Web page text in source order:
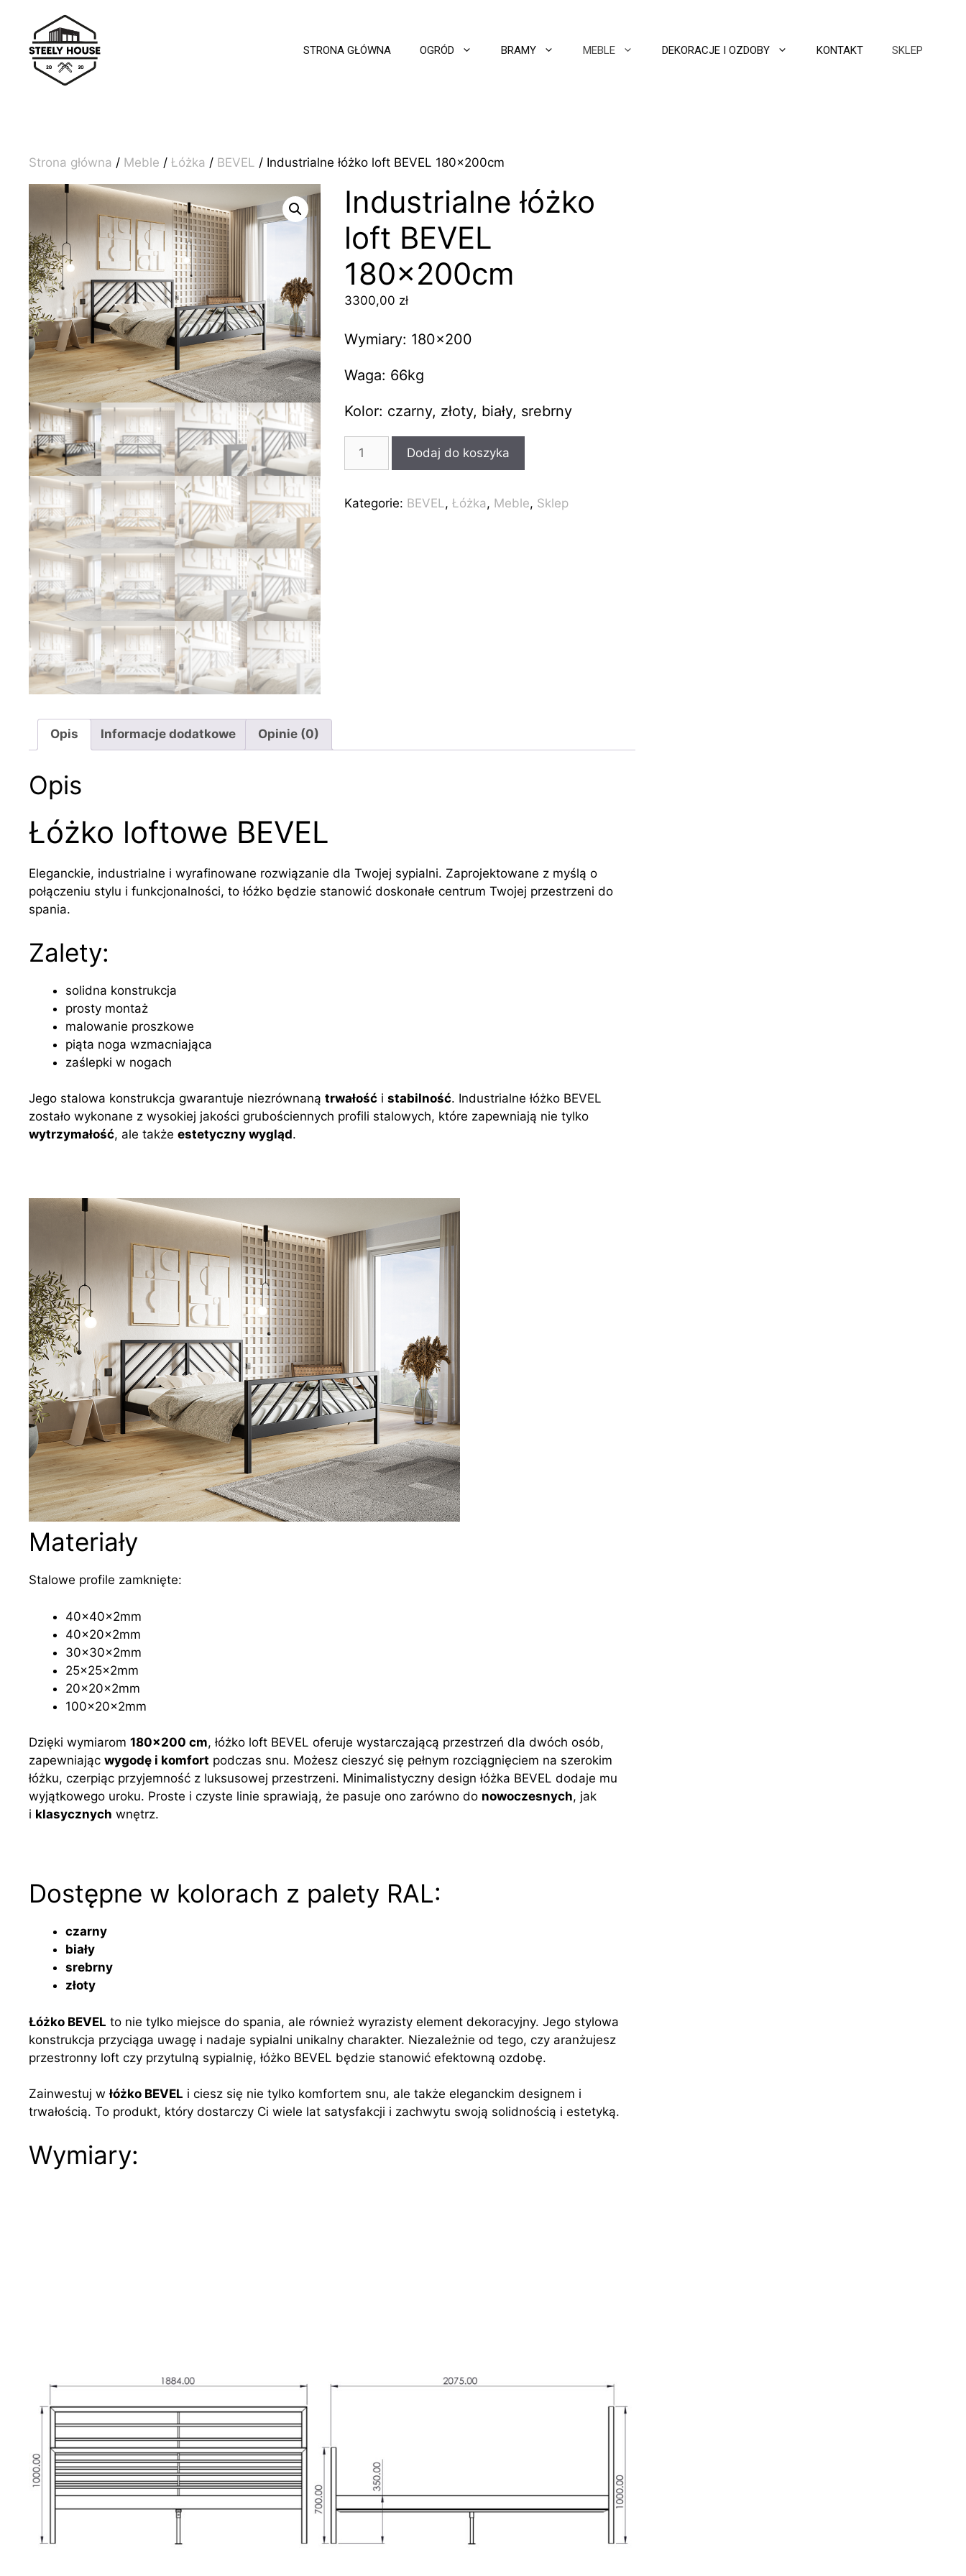
treści
STRONA GŁÓWNA OGRÓD BRAMY MEBLE DEKORACJE I OZDOBY KONTAKT SKLEP
Strona główna / Meble / Łóżka / BEVEL / Industrialne łóżko loft BEVEL 180x200cm
Industrialne łóżko
loft BEVEL
180x200cm
3300,00 zł
Wymiary: 180×200
Waga: 66kg
Kolor: czarny, złoty, biały, srebrny
Industrialne
loft
Dodaj do koszyka
Kategorie: BEVEL,Łóżka, Meble, Sklep
Opis Informacje dodatkowe Opinie (0)
Opis
Łóżko loftowe BEVEL
Eleganckie, industrialne i wyrafinowane rozwiązanie dla Twojej sypialni. Zaprojektowane z myślą o
połączeniu stylu i funkcjonalności, to łóżko będzie stanowić doskonałe centrum Twojej przestrzeni do
spania.
Zalety:
solidna konstrukcja
prosty montaż
malowanie proszkowe
piąta noga wzmacniająca
zaślepki w nogach
Jego stalowa konstrukcja gwarantuje niezrównaną trwałość i stabilność. Industrialne łóżko BEVEL
zostało wykonane z wysokiej jakości grubościennych profili stalowych, które zapewniają nie tylko
wytrzymałość, ale także estetyczny wygląd.
Materiały
Stalowe profile zamknięte:
40x40x2mm
40x20x2mm
30x30x2mm
25x25x2mm
20x20x2mm
100x20x2mm
Dzięki wymiarom 180×200 cm, łóżko loft BEVEL oferuje wystarczającą przestrzeń dla dwóch osób,
zapewniając wygodę i komfort podczas snu. Możesz cieszyć się pełnym rozciągnięciem na szerokim
łóżku, czerpiąc przyjemność z luksusowej przestrzeni. Minimalistyczny design łóżka BEVEL dodaje mu
wyjątkowego uroku. Proste i czyste linie sprawiają, że pasuje ono zarówno do nowoczesnych, jak
i klasycznych wnętrz.
Dostępne w kolorach z palety RAL:
czarny
biały
srebrny
złoty
Łóżko BEVEL to nie tylko miejsce do spania, ale również wyrazisty element dekoracyjny. Jego stylowa
konstrukcja przyciąga uwagę i nadaje sypialni unikalny charakter. Niezależnie od tego, czy aranżujesz
przestronny loft czy przytulną sypialnię, łóżko BEVEL będzie stanowić efektowną ozdobę.
Zainwestuj włóżko BEVEL i ciesz się nie tylko komfortem snu, ale także eleganckim designem i
trwałością. To produkt, który dostarczy Ci wiele lat satysfakcji i zachwytu swoją solidnością i estetyką.
Wymiary: